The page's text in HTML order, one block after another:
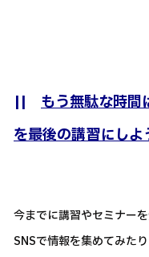
|| もう無駄な時間
を最後の講習にしよ
今までに講習やセミナー
SNSで情報を集めてみた